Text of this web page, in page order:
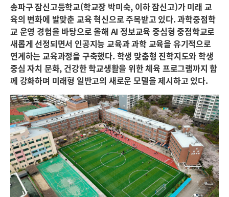
송파구 잠신고등학교(학교장 박미숙, 이하 잠신고)가 미래 교
육의 변화에 발맞춘 교육 혁신으로 주목받고 있다. 과학중점학
교 운영 경험을 바탕으로 올해 AI 정보교육 중심형 중점학교로
새롭게 선정되면서 인공지능 교육과 과학 교육을 유기적으로
연계하는 교육과정을 구축했다. 학생 맞춤형 진학지도와 학생
중심 자치 문화, 건강한 학교생활을 위한 체육 프로그램까지 함
께 강화하며 미래형 일반고의 새로운 모델을 제시하고 있다.